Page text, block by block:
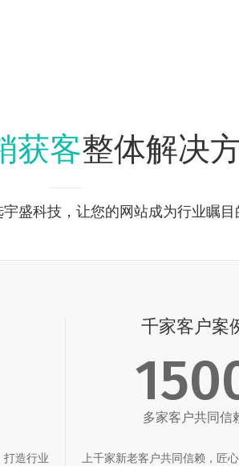
获客整体解决
盛科技，让您的网站成为行业瞩目
打造行业
千家客户案
多家客户共同信
上千家新老客户共同信赖，匠